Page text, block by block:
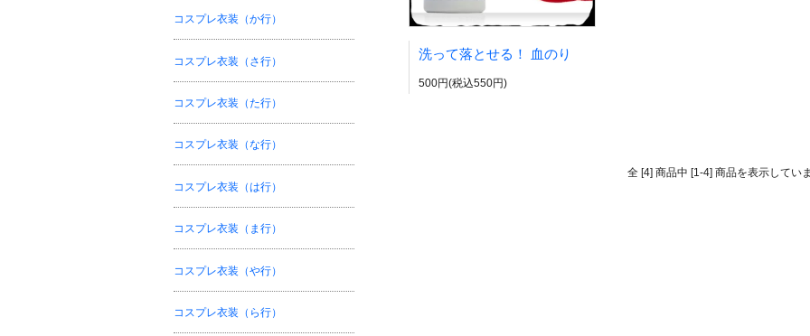
洗って落とせる！ 血のり
500円(税込550円)
全 [4] 商品中 [1-4] 商品を表示してい
コスプレ衣装（か行）
コスプレ衣装（さ行）
コスプレ衣装（た行）
コスプレ衣装（な行）
コスプレ衣装（は行）
コスプレ衣装（ま行）
コスプレ衣装（や行）
コスプレ衣装（ら行）